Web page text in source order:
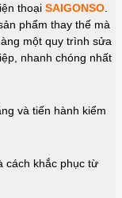
thoại SAIGONSO
phẩm thay thế mà
một quy trình sửa
nhanh chóng nhất
và tiến hành kiểm
cách khắc phục từ